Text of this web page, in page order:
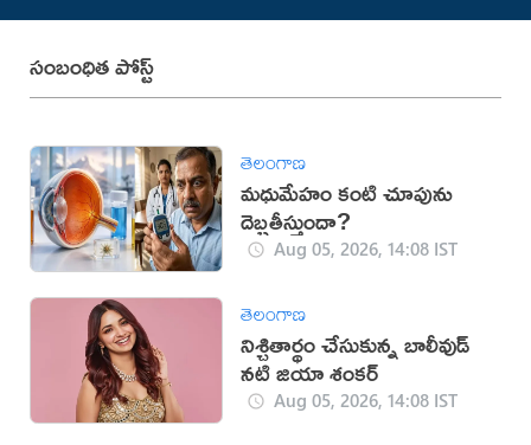
సంబంధిత పోస్ట్
తెలంగాణ
మధుమేహం కంటి చూపును
దెబ్బతీస్తుందా?
Aug 05, 2026, 14:08 IST
తెలంగాణ
నిశ్చితార్థం చేసుకున్న బాలీవుడ్
నటి జియా శంకర్
Aug 05, 2026, 14:08 IST